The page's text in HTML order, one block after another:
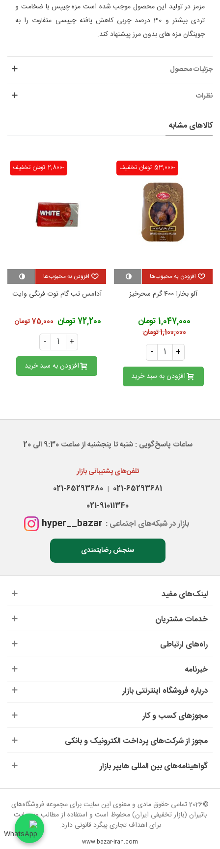
مزمز در تولید این محصول موجب شده است مزه چیپس با ضخامت و
تردی بیشتر و 30 درصد چربی کاهش یافته چیپسی متفاوت را به
جوینگان مزه های بدون مرز پیشنهاد کند.
جزئیات محصول
نظرات
کالاهای مشابه
تخفیف -53,000 تومان
افزودن به محبوب‌ها
آلو بخارا 400 گرم سحرخیز
1,047,000 تومان
1,100,000 تومان
- +
افزودن به سبد خرید
تخفیف -2,800 تومان
افزودن به محبوب‌ها
آدامس تب گام توت فرنگی وایت
72,200 تومان 75,000 تومان
- +
افزودن به سبد خرید
ساعات پاسخ‌گویی : شنبه تا پنجشنبه از ساعت 9:30 الی 20
تلفن‌های پشتیبانی بازار
021-65293681
|
021-65293680
021-91011340
بازار در شبکه‌های اجتماعی : hyper__bazar
سنجش رضایتمندی
لینک‌های مفید
خدمات مشتریان
راه‌های ارتباطی
خبرنامه
درباره‌ فروشگاه اینترنتی بازار
مجوزهای کسب و کار
مجوز از شرکت‌های پرداخت الکترونیک و بانکی
گواهینامه‌های بین المللی هایپر بازار
www.bazar-iran.com
©2026 تمامی حقوق مادی و معنوی این سایت برای مجموعه فروشگاه‌های
باتیران (بازار تخفیفی ایران) محفوظ است و استفاده از مطالب وب‌سایت
برای اهداف تجاری پیگرد قانونی دارد.